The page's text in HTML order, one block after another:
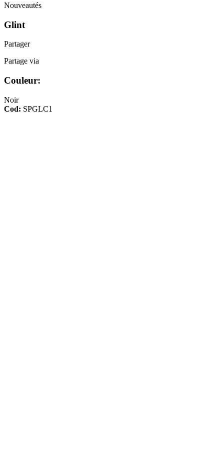
Nouveautés
Glint
Partager
Partage via
Couleur:
Noir
Cod: SPGLC1